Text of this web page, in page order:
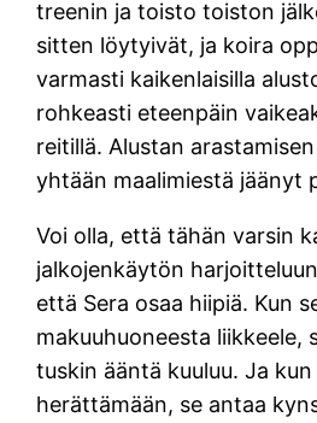
treenin ja toisto toiston
sitten löytyivät, ja koira
varmasti kaikenlaisilla
rohkeasti eteenpäin
reitillä. Alustan
yhtään maalimiestä jäänyt
Voi olla, että tähän varsin
jalkojenkäytön
että Sera osaa hiipiä. Kun
makuuhuoneesta liikkeele,
tuskin ääntä kuuluu. Ja
herättämään, se antaa